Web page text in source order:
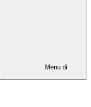
Menu di